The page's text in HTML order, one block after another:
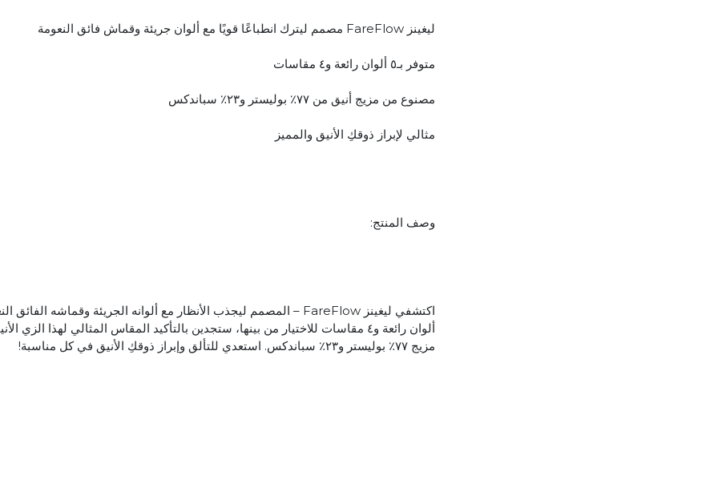
ليغينز FareFlow مصمم ليترك انطباعًا قويًا مع ألوان جريئة وقماش فائق النعومة
متوفر بـ٥ ألوان رائعة و٤ مقاسات
مصنوع من مزيج أنيق من ٧٧٪ بوليستر و٢٣٪ سباندكس
مثالي لإبراز ذوقكِ الأنيق والمميز
وصف المنتج:
ألوان رائعة و٤ مقاسات للاختيار من بينها، ستجدين بالتأكيد المقاس المثالي لهذا الزي
مزيج ٧٧٪ بوليستر و٢٣٪ سباندكس. استعدي للتألق وإبراز ذوقكِ الأنيق في كل مناسبة!